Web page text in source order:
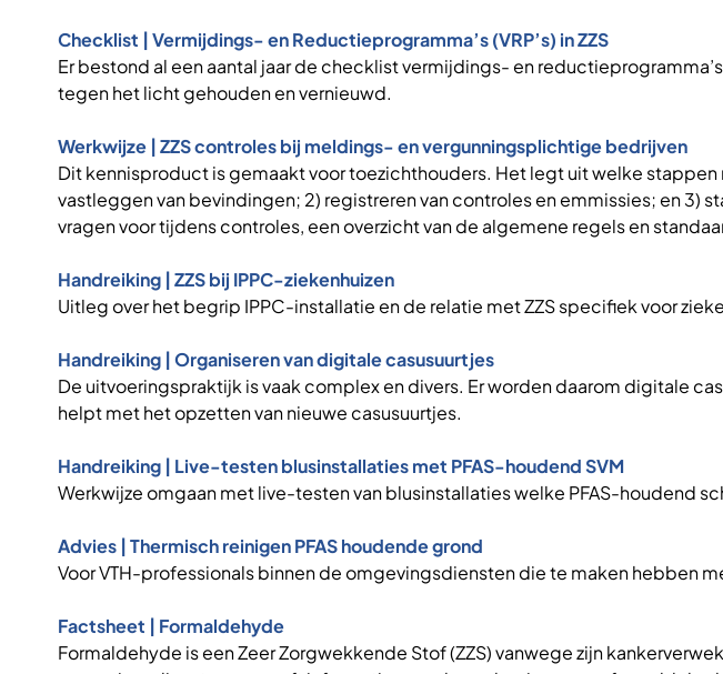
Checklist | Vermijdings- en Reductieprogramma’s (VRP’s) in ZZS
Er bestond al een aantal jaar de checklist vermijdings- en
tegen het licht gehouden en vernieuwd.
Werkwijze | ZZS controles bij meldings- en vergunningsplichtige bedrijven
Dit kennisproduct is gemaakt voor toezichthouders. Het legt uit welke
vastleggen van bevindingen; 2) registreren van controles en emmissies; en 3)
vragen voor tijdens controles, een overzicht van de algemene regels en
Handreiking | ZZS bij IPPC-ziekenhuizen
Uitleg over het begrip IPPC-installatie en de relatie met ZZS specifiek voor
Handreiking | Organiseren van digitale casusuurtjes
De uitvoeringspraktijk is vaak complex en divers. Er worden daarom digitale
helpt met het opzetten van nieuwe casusuurtjes.
Handreiking | Live-testen blusinstallaties met PFAS-houdend SVM
Werkwijze omgaan met live-testen van blusinstallaties welke PFAS-houdend
Advies | Thermisch reinigen PFAS houdende grond
Voor VTH-professionals binnen de omgevingsdiensten die te maken hebben
Factsheet | Formaldehyde
Formaldehyde is een Zeer Zorgwekkende Stof (ZZS) vanwege zijn